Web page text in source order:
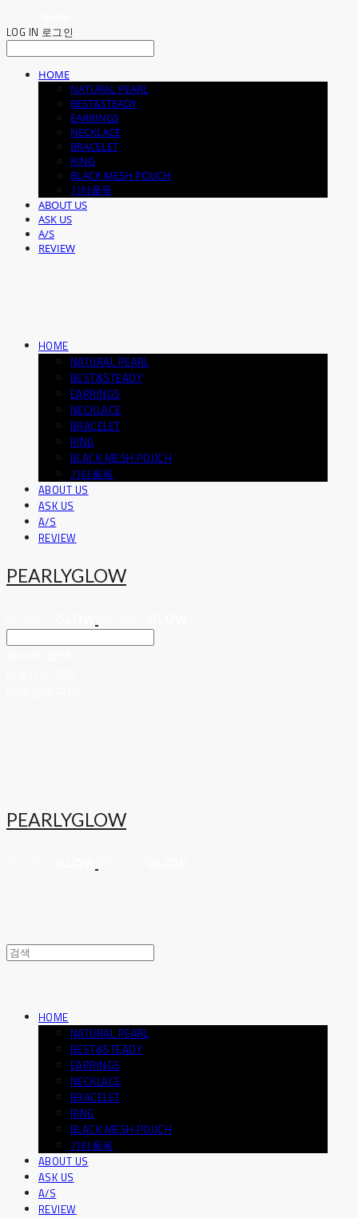
LOG IN 로그인
HOME
NATURAL PEARL
BEST&STEADY
EARRINGS
NECKLACE
BRACELET
RING
BLACK MESH POUCH
기타품목
ABOUT US
ASK US
A/S
REVIEW
HOME
NATURAL PEARL
BEST&STEADY
EARRINGS
NECKLACE
BRACELET
RING
BLACK MESH POUCH
기타품목
ABOUT US
ASK US
A/S
REVIEW
PEARLYGLOW
PEARLYGLOW
HOME
NATURAL PEARL
BEST&STEADY
EARRINGS
NECKLACE
BRACELET
RING
BLACK MESH POUCH
기타품목
ABOUT US
ASK US
A/S
REVIEW